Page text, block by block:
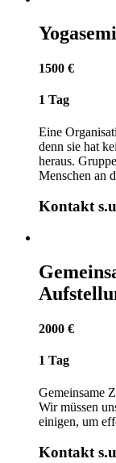
1500 €
1 Tag
Eine
denn sie hat
heraus.
Menschen an
Kontakt
2000 €
1 Tag
Gemeinsame
Wir müssen
einigen, um
Kontakt